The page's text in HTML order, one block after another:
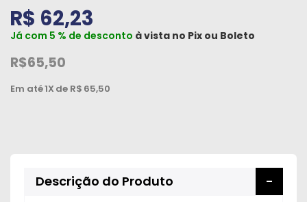
Peças
Acessórios
Oficina
R$ 62,23
Já com 5 % de desconto à vista no Pix ou Boleto
R$65,50
Em até1X de R$ 65,50
Descrição do Produto